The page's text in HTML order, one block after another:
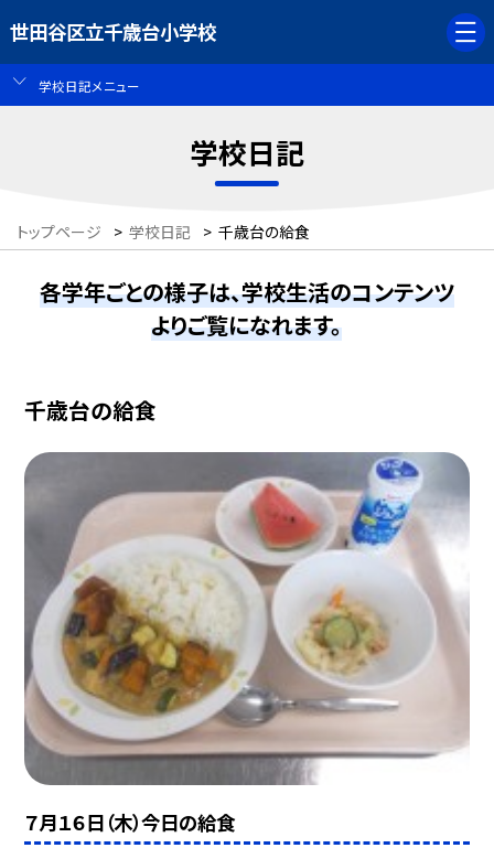
世田谷区立千歳台小学校
学校日記メニュー
学校日記
トップページ > 学校日記 > 千歳台の給食
各学年ごとの様子は、学校生活のコンテンツ
よりご覧になれます。
千歳台の給食
７月１６日（木）今日の給食